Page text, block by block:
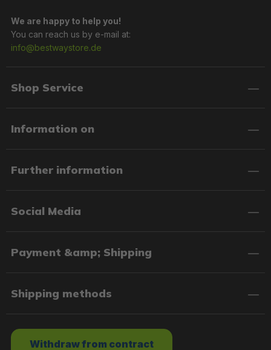
We are happy to help you!
You can reach us by e-mail at:
info@bestwaystore.de
Shop Service
Information on
Further information
Social Media
Payment &amp; Shipping
Shipping methods
Withdraw from contract